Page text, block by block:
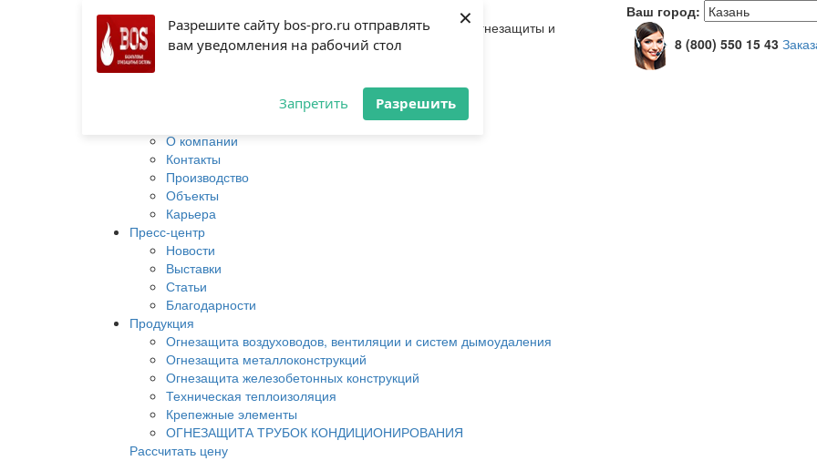
Разрешите сайту bos-pro.ru отправлять
вам уведомления на рабочий стол
Запретить Разрешить
×
Производитель конструктивных систем огнезащиты и
теплоизоляции
Ваш город:
8 (800) 550 15 43
О компании
Контакты
Производство
Объекты
Карьера
Пресс-центр
Новости
Выставки
Статьи
Благодарности
Продукция
Огнезащита воздуховодов, вентиляции и систем дымоудаления
Огнезащита металлоконструкций
Огнезащита железобетонных конструкций
Техническая теплоизоляция
Крепежные элементы
ОГНЕЗАЩИТА ТРУБОК КОНДИЦИОНИРОВАНИЯ
Рассчитать цену